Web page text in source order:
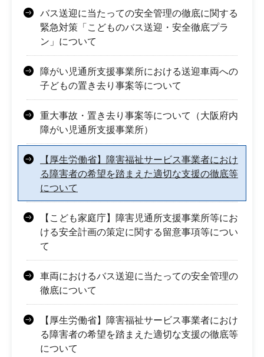
バス送迎に当たっての安全管理の徹底に関する
緊急対策「こどものバス送迎・安全徹底プラ
ン」について
障がい児通所支援事業所における送迎車両への
子どもの置き去り事案等について
重大事故・置き去り事案等について（大阪府内
障がい児通所支援事業所）
【厚生労働省】障害福祉サービス事業者におけ
る障害者の希望を踏まえた適切な支援の徹底等
について
【こども家庭庁】障害児通所支援事業所等にお
ける安全計画の策定に関する留意事項等につい
て
車両におけるバス送迎に当たっての安全管理の
徹底について
【厚生労働省】障害福祉サービス事業者におけ
る障害者の希望を踏まえた適切な支援の徹底等
について